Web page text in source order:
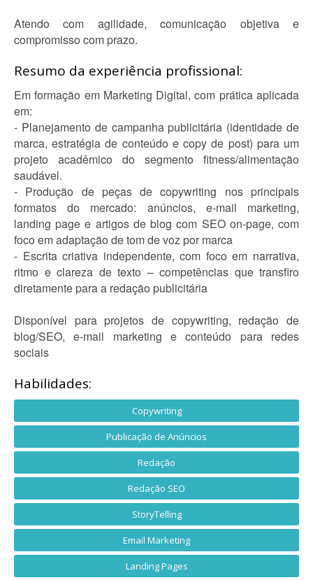
Atendo com agilidade, comunicação objetiva e
compromisso com prazo.
Resumo da experiência profissional:
Em formação em Marketing Digital, com prática aplicada
em:
- Planejamento de campanha publicitária (identidade de
marca, estratégia de conteúdo e copy de post) para um
projeto acadêmico do segmento fitness/alimentação
saudável.
- Produção de peças de copywriting nos principais
formatos do mercado: anúncios, e-mail marketing,
landing page e artigos de blog com SEO on-page, com
foco em adaptação de tom de voz por marca
- Escrita criativa independente, com foco em narrativa,
ritmo e clareza de texto – competências que transfiro
diretamente para a redação publicitária
Disponível para projetos de copywriting, redação de
blog/SEO, e-mail marketing e conteúdo para redes
sociais
Habilidades:
Copywriting
Publicação de Anúncios
Redação
Redação SEO
StoryTelling
Email Marketing
Landing Pages